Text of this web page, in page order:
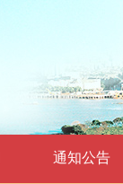
通知公告